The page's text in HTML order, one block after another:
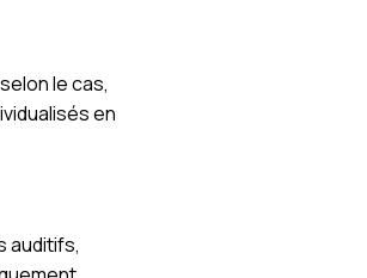
le cas,
en
auditifs,